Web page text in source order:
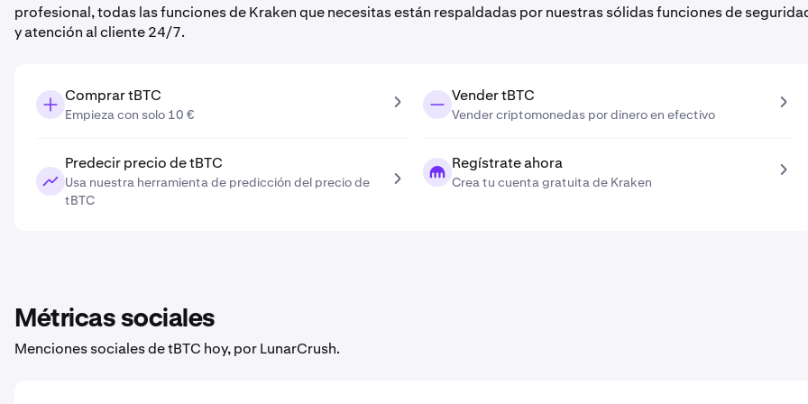
profesional, todas las funciones de Kraken que necesitas están respaldadas por nuestras sólidas funciones de
y atención al cliente 24/7.
Comprar tBTC
Empieza con solo 10 €
Vender tBTC
Vender criptomonedas por dinero en efectivo
Predecir precio de tBTC
Usa nuestra herramienta de predicción del precio de
tBTC
Regístrate ahora
Crea tu cuenta gratuita de Kraken
Métricas sociales
Menciones sociales de tBTC hoy, por LunarCrush.